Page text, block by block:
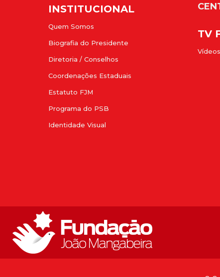
INSTITUCIONAL
Quem Somos
Biografia do Presidente
Diretoria / Conselhos
Coordenações Estaduais
Estatuto FJM
Programa do PSB
Identidade Visual
TV
Vídeos